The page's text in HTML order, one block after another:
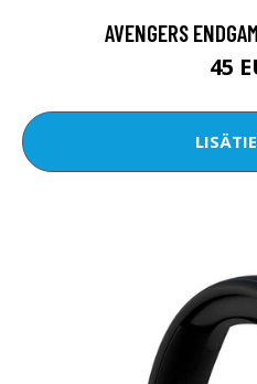
AVENGERS
45